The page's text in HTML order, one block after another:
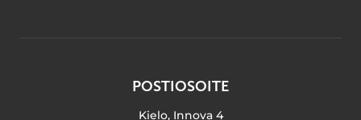
POSTIOSOITE
Kielo, Innova 4